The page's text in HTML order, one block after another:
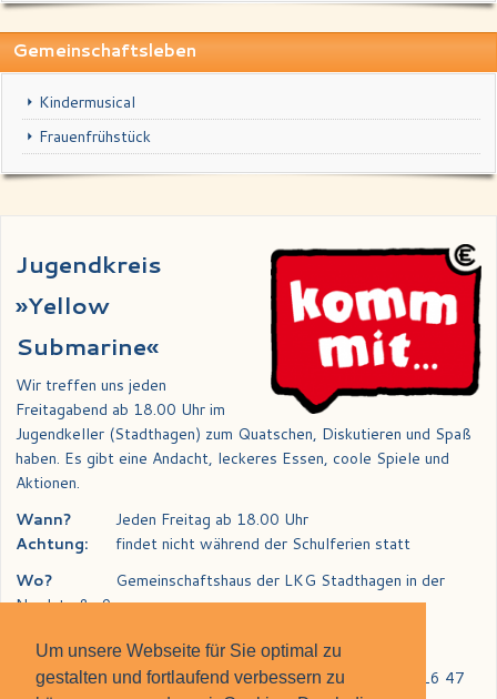
Um unsere Webseite für Sie optimal zu
gestalten und fortlaufend verbessern zu
Gemeinschaftsleben
Kindermusical
Frauenfrühstück
Jugendkreis
»Yellow
Submarine«
Wir treffen uns jeden
Freitagabend ab 18.00 Uhr im
Jugendkeller (Stadthagen) zum Quatschen, Diskutieren und Spaß
haben. Es gibt eine Andacht, leckeres Essen, coole Spiele und
Aktionen.
Wann?
Jeden Freitag ab 18.00 Uhr
Achtung:
findet nicht während der Schulferien statt
Wo?
Gemeinschaftshaus der LKG Stadthagen in der
Nordstraße 9
Wer?
Für Jugendliche ab 13 Jahren
Infos:
Tel. (0 57 21) 69 33 oder (0 57 21) 9 80 16 47